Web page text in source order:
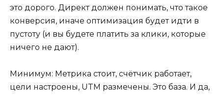
это дорого. Директ должен понимать, что такое
конверсия, иначе оптимизация будет идти в
пустоту (и вы будете платить за клики, которые
ничего не дают).
Минимум: Метрика стоит, счётчик работает,
цели настроены, UTM размечены. Это база. И да,